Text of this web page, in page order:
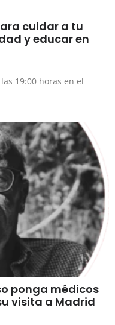
cuidar a tu
y educar en
19:00 horas en el
ponga médicos
visita a Madrid